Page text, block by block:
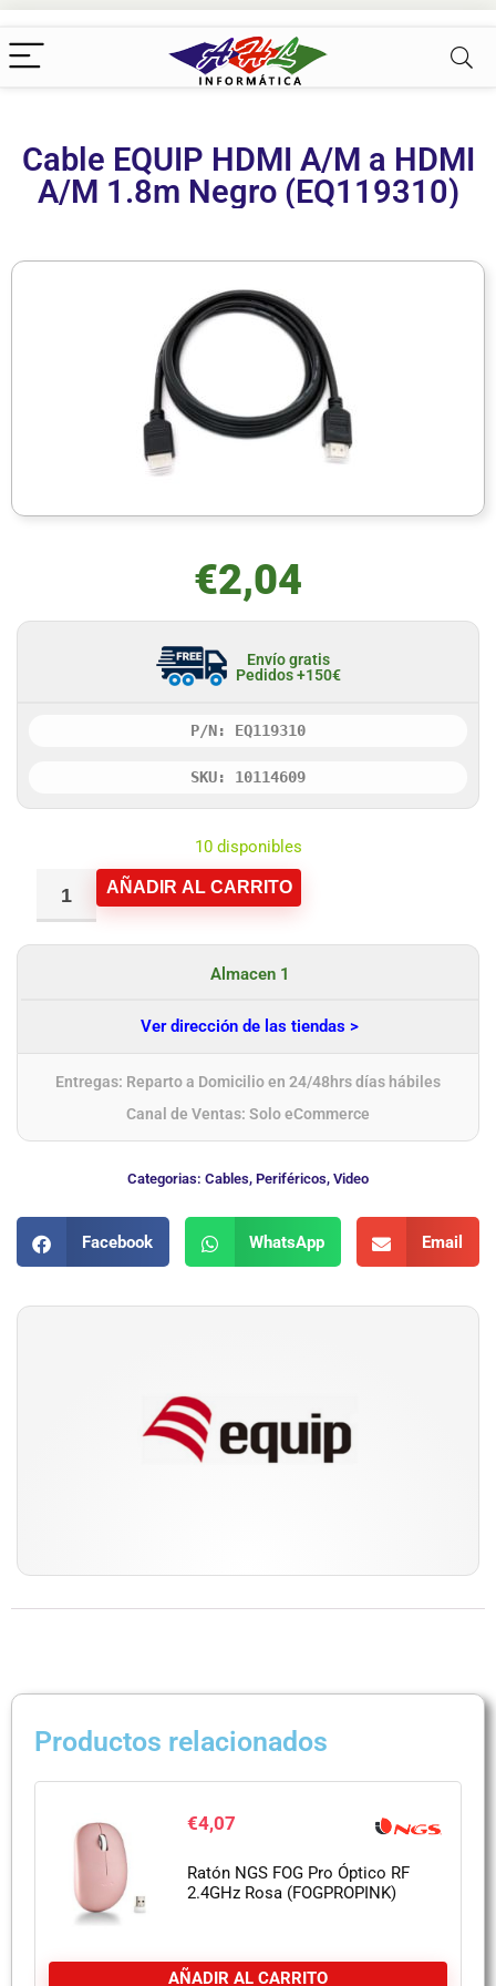
Cable EQUIP HDMI A/M a HDMI
A/M 1.8m Negro (EQ119310)
€2,04
Envío gratis
Pedidos +150€
P/N: EQ119310
SKU: 10114609
10 disponibles
AÑADIR AL CARRITO
Almacen 1
Ver dirección de las tiendas >
Entregas: Reparto a Domicilio en 24/48hrs días hábiles
Canal de Ventas: Solo eCommerce
Categorias: Cables, Periféricos, Video
Facebook WhatsApp Email
Productos relacionados
€4,07
Ratón NGS FOG Pro Óptico RF
2.4GHz Rosa (FOGPROPINK)
AÑADIR AL CARRITO